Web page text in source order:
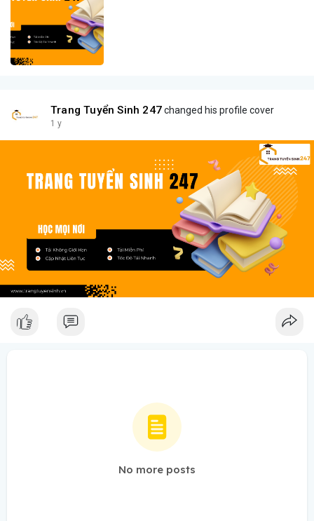
Trang Tuyển Sinh 247changed his profile cover
1 y
No more posts